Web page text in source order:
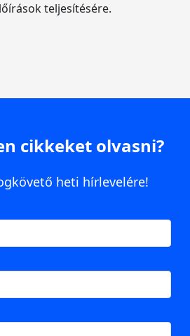
teljesítésére.
cikkeket olvasni?
heti hírlevelére!